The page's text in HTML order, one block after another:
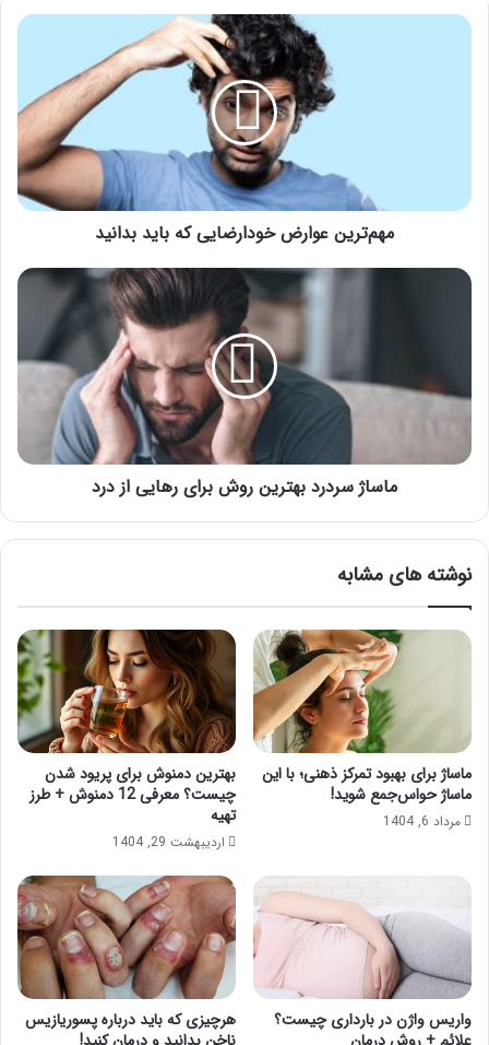
مهم‌ترین
مهم‌ترین عوارض خودارضایی که باید بدانید
ماساژ
رهایی
از
ماساژ سردرد بهترین روش برای رهایی از درد
نوشته های مشابه
ماساژ برای بهبود تمرکز ذهنی؛ با این
ماساژ حواس‌جمع شوید!
مرداد 6, 1404
بهترین دمنوش برای پریود شدن
چیست؟ معرفی 12 دمنوش + طرز
تهیه
اردیبهشت 29, 1404
واریس واژن در بارداری چیست؟
هرچیزی که باید درباره پسوریازیس